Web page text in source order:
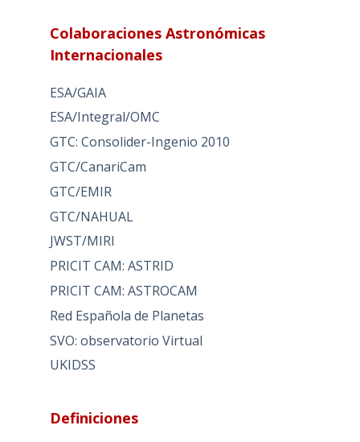
Colaboraciones Astronómicas
Internacionales
ESA/GAIA
ESA/Integral/OMC
GTC: Consolider-Ingenio 2010
GTC/CanariCam
GTC/EMIR
GTC/NAHUAL
JWST/MIRI
PRICIT CAM: ASTRID
PRICIT CAM: ASTROCAM
Red Española de Planetas
SVO: observatorio Virtual
UKIDSS
Definiciones